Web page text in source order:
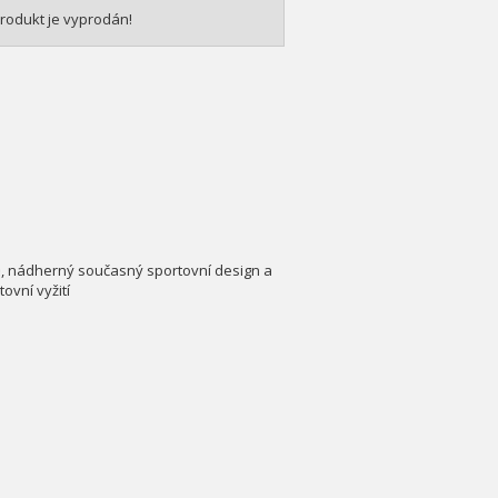
je vyprodán!
nádherný současný sportovní design a
vyžití